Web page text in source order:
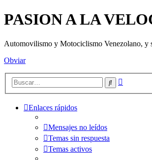
PASION A LA
Automovilismo y Motociclismo Venezolano, y
Obviar
Buscar
Enlaces rápidos
Mensajes no leídos
Temas sin respuesta
Temas activos